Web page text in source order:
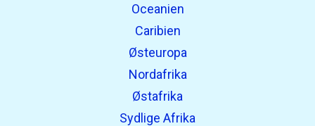
Oceanien
Caribien
Østeuropa
Nordafrika
Østafrika
Sydlige Afrika